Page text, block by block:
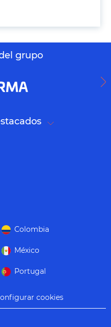
grupo
Colombia
México
Portugal
cookies